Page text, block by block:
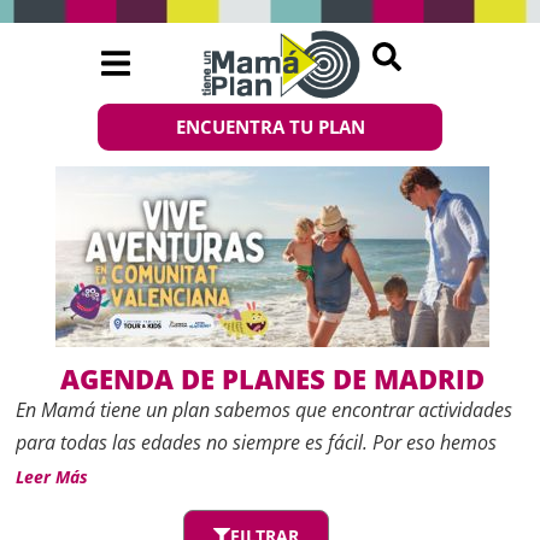
ENCUENTRA TU PLAN
AGENDA DE PLANES DE MADRID
EnMamá tiene un plansabemos que encontrar actividades
para todas las edades no siempre es fácil. Por eso hemos
creado esta
actualizado con las mejores propuestas de ocio, cultura y
Leer Más